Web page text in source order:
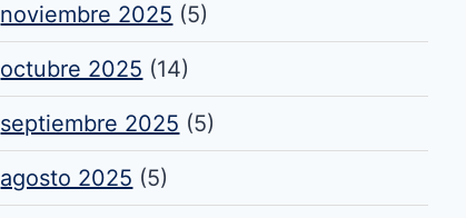
noviembre 2025 (5)
octubre 2025 (14)
septiembre 2025 (5)
agosto 2025 (5)